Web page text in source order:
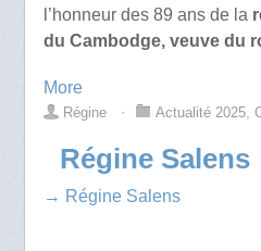
l’honneur des 89 ans de la
du Cambodge, veuve du
More
Régine ⋅ Actualité 2025,
Régine Salens
→ Régine Salens